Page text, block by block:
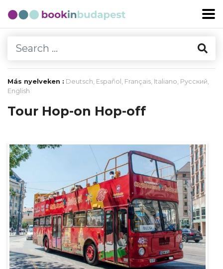
Más nyelveken : Deutsch, Español , Français, Italiano, Русский,
English
Tour Hop-on Hop-off